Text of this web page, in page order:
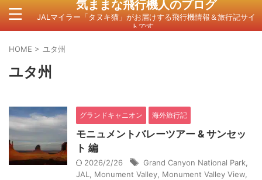
気ままな飛行機人のプログ
JALマイラー「タヌキ猫」がお届けする飛行機情報＆旅行記サイ
トです。
HOME > ユタ州
ユタ州
グランドキャニオン 海外旅行記
モニュメントバレーツアー & サンセッ
ト 編
2026/2/26 Grand Canyon National Park
JAL
Monument Valley Monument Valley View